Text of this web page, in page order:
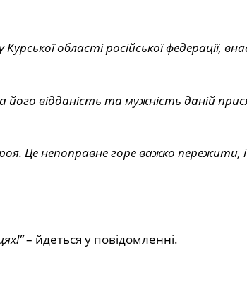
області російської федерації,
його відданість та мужність даній
Це непоправне горе важко пережити,
– йдеться у повідомленні.